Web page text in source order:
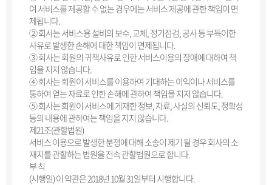
여 서비스를 제공할 수 없는 경우에는 서비스 제공에 관한 책임이 면
제됩니다.
② 회사는 서비스용 설비의 보수, 교체, 정기점검, 공사 등 부득이한
사유로 발생한 손해에 대한 책임이 면제됩니다.
③ 회사는 회원의 귀책사유로 인한 서비스이용의 장애에 대하여 책
임을 지지 않습니다.
④ 회사는 회원이 서비스를 이용하여 기대하는 이익이나 서비스를
통하여 얻는 자료로 인한 손해에 관하여 책임을 지지 않습니다.
⑤ 회사는 회원이 서비스에 게재한 정보, 자료, 사실의 신뢰도, 정확성
등의 내용에 관하여는 책임을 지지 않습니다.
제21조(관할법원)
서비스 이용으로 발생한 분쟁에 대해 소송이 제기 될 경우 회사의 소
재지를 관할하는 법원을 전속 관할법원으로 합니다.
부 칙
(시행일) 이 약관은 2018년 10월 31일부터 시행합니다.